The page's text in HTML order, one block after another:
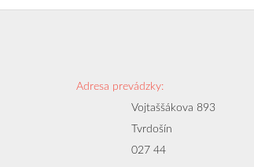
Adresa prevádzky:
Vojtaššákova 893
Tvrdošín
027 44